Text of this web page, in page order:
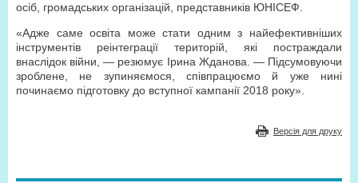
осіб, громадських організацій, представників ЮНІСЕФ.
«Адже саме освіта може стати одним з найефективніших
інструментів реінтеграції територій, які постраждали
внаслідок війни, — резюмує Ірина Жданова. — Підсумовуючи
зроблене, не зупиняємося, співпрацюємо й уже нині
починаємо підготовку до вступної кампанії 2018 року».
Версія для друку